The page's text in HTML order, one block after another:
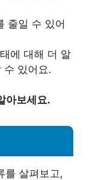
줄일 수 있어
에 대해 더 알
수 있어요.
아보세요.
를 살펴보고,